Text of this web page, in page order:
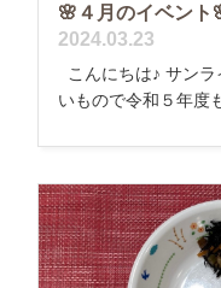
🌸４月のイベント
2024.03.23
こんにちは♪ サン
いもので令和５年度